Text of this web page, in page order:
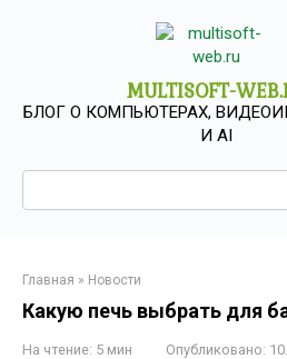
MULTISOFT-
БЛОГ О КОМПЬЮТЕРАХ,
И AI
Главная » Новости
Какую печь выбрать для
На чтение: 5 мин Опубликовано: